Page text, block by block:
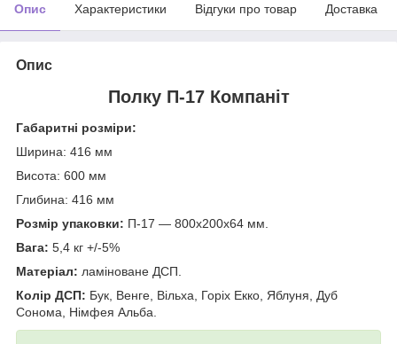
Опис Характеристики Відгуки про товар Доставка
Опис
Полку П-17 Компаніт
Габаритні розміри:
Ширина: 416 мм
Висота: 600 мм
Глибина: 416 мм
Розмір упаковки: П-17 — 800х200х64 мм.
Вага: 5,4 кг +/-5%
Матеріал: ламіноване ДСП.
Колір ДСП: Бук, Венге, Вільха, Горіх Екко, Яблуня, Дуб
Сонома, Німфея Альба.